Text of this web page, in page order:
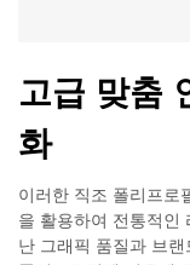
고급 맞춤
화
이러한 직조 폴리프로
을 활용하여 전통적인
난 그래픽 품질과 브